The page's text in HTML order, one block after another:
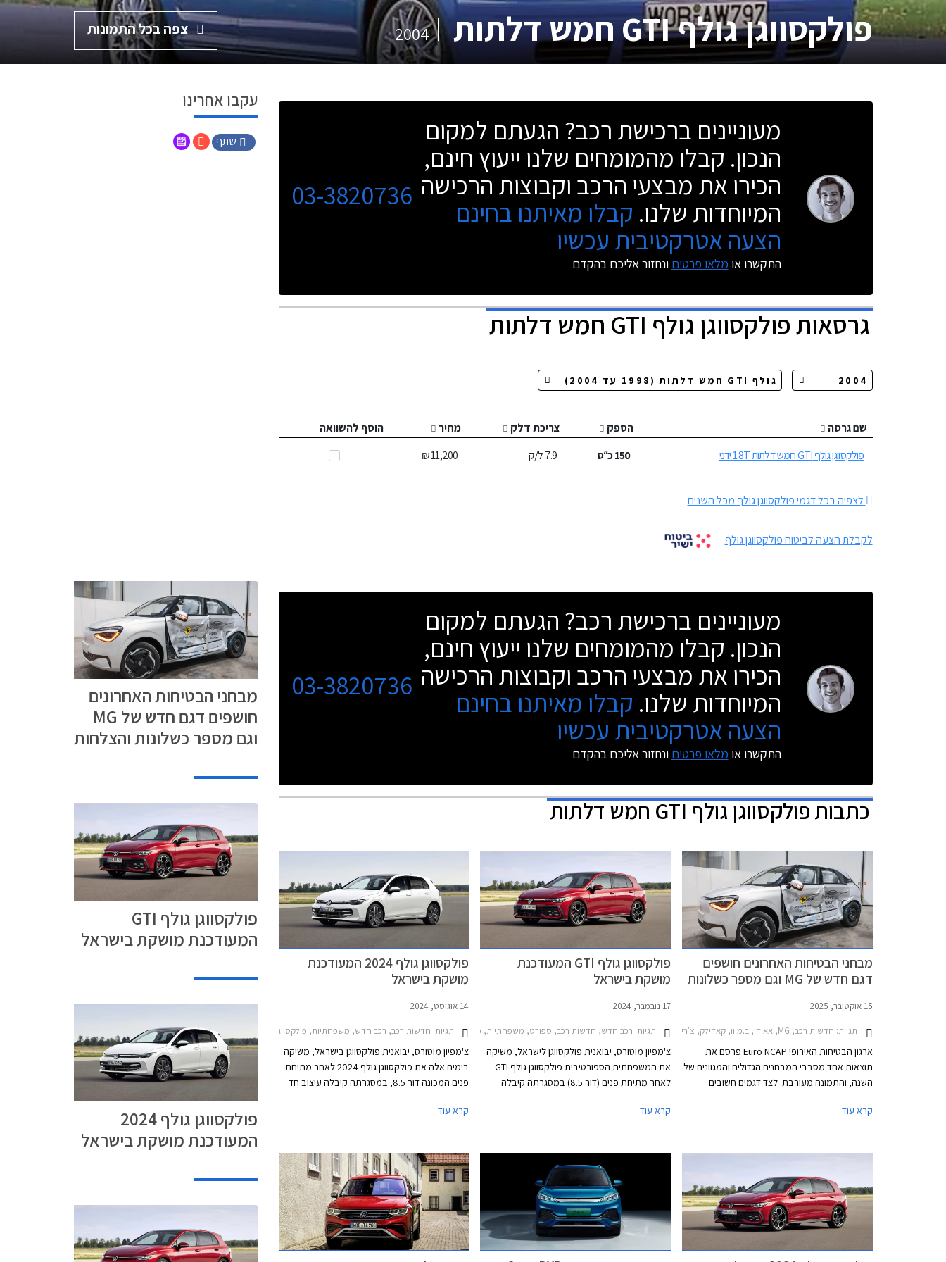
פולקסווגן גולף GTI חמש דלתות 2004 צפה בכל התמונות
מעוניינים ברכישת רכב? הגעתם למקום
הנכון. קבלו מהמומחים שלנו ייעוץ חינם,
הכירו את מבצעי הרכב וקבוצות הרכישה
המיוחדות שלנו. קבלו מאיתנו בחינם
הצעה אטרקטיבית עכשיו
התקשרו או מלאו פרטים ונחזור אליכם בהקדם
03-3820736
גרסאותפולקסווגן גולף GTI חמש דלתות
שם גרסה הספק צריכת דלק מחיר
הוסף להשוואה
פולקסווגן גולף GTI חמש דלתות 1.8T ידני
150כ״ס 7.9ל/ק 11,200 ₪
לצפיה בכל דגמי פולקסווגן גולף מכל השנים
לקבלת הצעה לביטוח פולקסווגן גולף
עקבו אחרינו
שתף
מעוניינים ברכישת רכב? הגעתם למקום
הנכון. קבלו מהמומחים שלנו ייעוץ חינם,
הכירו את מבצעי הרכב וקבוצות הרכישה
המיוחדות שלנו. קבלו מאיתנו בחינם
הצעה אטרקטיבית עכשיו
התקשרו או מלאו פרטים ונחזור אליכם בהקדם
03-3820736
כתבותפולקסווגן גולף GTI חמש דלתות
מבחני הבטיחות האחרונים חושפים
דגם חדש של MG וגם מספר כשלונות
15 אוקטובר, 2025
תגיות: חדשות רכב, MG, אאודי, ב.מ.וו, קאדילק, צ'רי, קופרה, דונגפנג, מאזדה, הונגצ'י, פולקסווגן, סקודה, פולקסווגן גולף 2024-2026, קאדילק אופטיק 2025-2026, צ'רי טיגו 7 פרו 2025-2026, צ'רי טיגו 8 פרו 2024-2026, דונגפנג בוקס 2024-2026, פולקסווגן ID.4 2022-2024, סקודה אוקטביה 2024-2026פולקסווגן טי קרוס 2024-2026
ארגון הבטיחות האירופי Euro NCAP פרסם את
תוצאות אחד מסבבי המבחנים הגדולים והמגוונים של
השנה, והתמונה מעורבת. לצד דגמים חשובים
קרא עוד
פולקסווגן גולף GTI המעודכנת
מושקת בישראל
17 נובמבר, 2024
תגיות: רכב חדש, חדשות רכב, ספורט, משפחתיות, פולקסווגן, פולקסווגן גולף GTI 2021-2024, פולקסווגן גולף GTI 2024-2026מחירון רכב
צ'מפיון מוטורס, יבואנית פולקסווגן לישראל, משיקה
את המשפחתית הספורטיבית פולקסווגן גולף GTI
לאחר מתיחת פנים (דור 8.5) במסגרתה קיבלה
קרא עוד
פולקסווגן גולף 2024 המעודכנת
מושקת בישראל
14 אוגוסט, 2024
תגיות: חדשות רכב, רכב חדש, משפחתיות, פולקסווגן, פולקסווגן גולף 2021-2024, פולקסווגן גולף 2024-2026מחירון רכב
צ'מפיון מוטורס, יבואנית פולקסווגן בישראל, משיקה
בימים אלה את פולקסווגן גולף 2024 לאחר מתיחת
פנים המכונה דור 8.5, במסגרתה קיבלה עיצוב חד
כסטנדרט, פגושים שונים, לוגו מואר, וחישוקים
ואפשרויות התאמה אישית. בנוסף עודכן היצע
המנועים הכוללים מערכת מיילד הייבריד במתח
48V. המחיר התייקר משמעותית ביחס לדגם הקודם
ועומד על החל מ- 169,900 ₪.
קרא עוד
מבחני הבטיחות האחרונים
חושפים דגם חדש של MG
וגם מספר כשלונות והצלחות
פולקסווגן גולף GTI
המעודכנת מושקת בישראל
פולקסווגן גולף 2024
המעודכנת מושקת בישראל